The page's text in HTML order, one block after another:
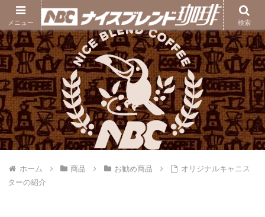
ナイスブレンド珈琲｜熊本の自家焙煎コーヒー豆専門店
ホーム 商品 お勧め商品
オリジナルキャニス
ターの紹介
メニュー 検索